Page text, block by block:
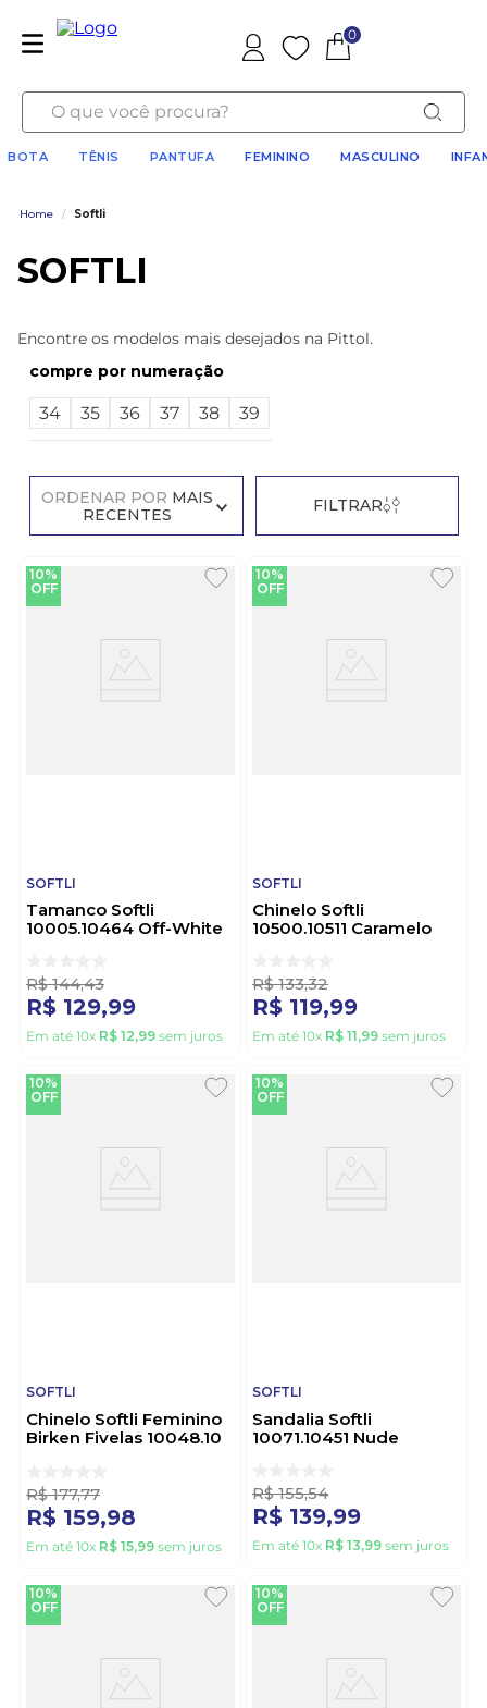
Favoritos
0
O que você procura?
BOTA TÊNIS PANTUFA FEMININO MASCULINO
Home / Softli
SOFTLI
Encontre os modelos mais desejados na Pittol.
numeração
34 35 36 37 38 39
ORDENAR POR MAIS
RECENTES
FILTRAR
10%
OFF
SOFTLI
Tamanco Softli
10005.10464 Off-White
R$ 144,43
R$ 129,99
Em até 10x R$ 12,99 sem juros
10%
OFF
SOFTLI
Chinelo Softli
10500.10511 Caramelo
R$ 133,32
R$ 119,99
Em até 10x R$ 11,99 sem juros
10%
OFF
SOFTLI
Chinelo Softli Feminino
Birken Fivelas 10048.10
R$ 177,77
R$ 159,98
Em até 10x R$ 15,99 sem juros
10%
OFF
SOFTLI
Sandalia Softli
10071.10451 Nude
R$ 155,54
R$ 139,99
Em até 10x R$ 13,99 sem juros
10%
OFF
10%
OFF